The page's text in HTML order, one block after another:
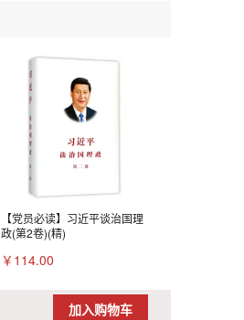
【党员必读】习近平谈治国理
政(第2卷)(精)
￥114.00
加入购物车